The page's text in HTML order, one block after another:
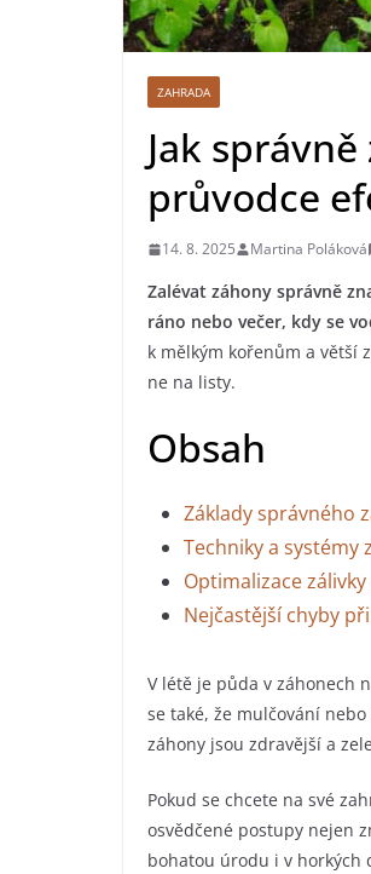
ZAHRADA
Jak
průvodce
14. 8. 2025 Martina Poláková
Zalévat záhony správně
ráno nebo večer, kdy se
k mělkým kořenům a větší
ne na listy.
Obsah
Základy správného
Techniky a systémy
Optimalizace
Nejčastější chyby
V létě je půda v záhonech
se také, že mulčování
záhony jsou zdravější a
Pokud se chcete na své
osvědčené postupy nejen
bohatou úrodu i v horkých